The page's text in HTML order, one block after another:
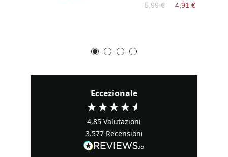
5,99 €
4,91 €
Eccezionale
4,85 Valutazioni
3.577 Recensioni